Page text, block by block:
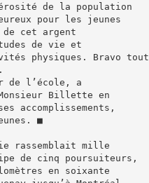
de la population
pour les jeunes
cet argent
de vie et
physiques. Bravo tout
de l’école, a
Monsieur Billette en
accomplissements,
■
rassemblait mille
de cinq poursuiteurs,
en soixante